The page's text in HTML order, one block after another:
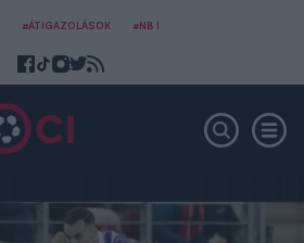
#ÁTIGAZOLÁSOK #NB I